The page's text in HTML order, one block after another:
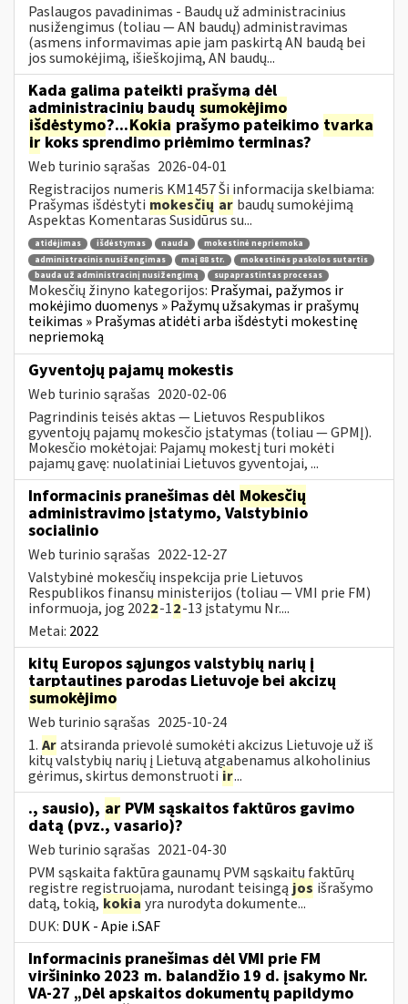
Paslaugos pavadinimas - Baudų už administracinius
nusižengimus (toliau — AN baudų) administravimas
(asmens informavimas apie jam paskirtą AN baudą bei
jos sumokėjimą, išieškojimą, AN baudų...
Kada galima pateikti prašymą dėl
administracinių baudų sumokėjimo
išdėstymo?...Kokia prašymo pateikimo tvarka
irkoks sprendimo priėmimo terminas?
Web turinio sąrašas 2026-04-01
Registracijos numeris KM1457 Ši informacija skelbiama:
Prašymas išdėstyti mokesčių ar baudų sumokėjimą
Aspektas Komentaras Susidūrus su...
atidėjimas išdėstymas nauda
mokestinė nepriemoka
administracinis nusižengimas
maį 88 str.
mokestinės paskolos sutartis
bauda už administracinį nusižengimą
supaprastintas procesas
Mokesčių žinyno kategorijos: Prašymai, pažymos ir
mokėjimo duomenys » Pažymų užsakymas ir prašymų
teikimas » Prašymas atidėti arba išdėstyti mokestinę
nepriemoką
Gyventojų pajamų mokestis
Web turinio sąrašas 2020-02-06
Pagrindinis teisės aktas — Lietuvos Respublikos
gyventojų pajamų mokesčio įstatymas (toliau — GPMĮ).
Mokesčio mokėtojai: Pajamų mokestį turi mokėti
pajamų gavę: nuolatiniai Lietuvos gyventojai, ...
Informacinis pranešimas dėl Mokesčių
administravimo įstatymo, Valstybinio
socialinio
Web turinio sąrašas 2022-12-27
Valstybinė mokesčių inspekcija prie Lietuvos
Respublikos finansų ministerijos (toliau — VMI prie FM)
informuoja, jog 2022-12-13 įstatymu Nr....
Metai: 2022
kitų Europos sąjungos valstybių narių į
tarptautines parodas Lietuvoje bei akcizų
sumokėjimo
Web turinio sąrašas 2025-10-24
1. Aratsiranda prievolė sumokėti akcizus Lietuvoje už iš
kitų valstybių narių į Lietuvą atgabenamus alkoholinius
gėrimus, skirtus demonstruoti ir...
., sausio), ar PVM sąskaitos faktūros gavimo
datą (pvz., vasario)?
Web turinio sąrašas 2021-04-30
PVM sąskaita faktūra gaunamų PVM sąskaitų faktūrų
registre registruojama, nurodant teisingą jos išrašymo
datą, tokią, kokia yra nurodyta dokumente...
DUK: DUK - Apie i.SAF
Informacinis pranešimas dėl VMI prie FM
viršininko 2023 m. balandžio 19 d. įsakymo Nr.
VA-27 „Dėl apskaitos dokumentų papildymo